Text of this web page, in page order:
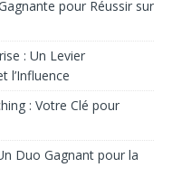
pour Réussir sur
: Un Levier
l’Influence
: Votre Clé pour
Duo Gagnant pour la